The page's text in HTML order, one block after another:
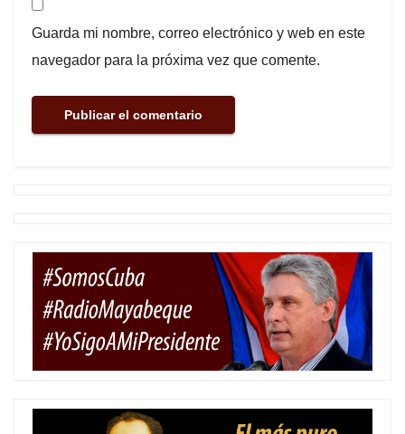
Guarda mi nombre, correo electrónico y web en este
navegador para la próxima vez que comente.